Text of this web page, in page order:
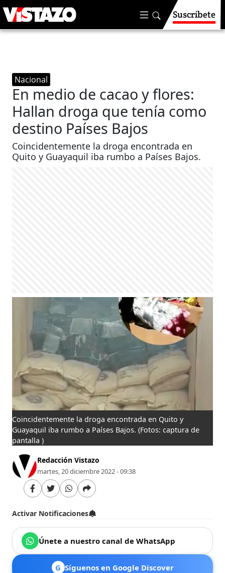
Suscríbete
Nacional
En medio de cacao y flores:
Hallan droga que tenía como
destino Países Bajos
Coincidentemente la droga encontrada en
Quito y Guayaquil iba rumbo a Países Bajos.
Coincidentemente la droga encontrada en Quito y
Guayaquil iba rumbo a Países Bajos. (Fotos: captura de
pantalla )
Redacción Vistazo
martes, 20 diciembre 2022 - 09:38
Activar Notificaciones
Únete a nuestro canal de WhatsApp
G Síguenos en Google Discover